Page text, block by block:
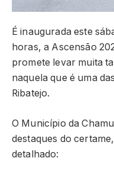
É inaugurada este
horas, a Ascensão
promete levar muita
naquela que é uma
Ribatejo.
O Município da
destaques do
detalhado: